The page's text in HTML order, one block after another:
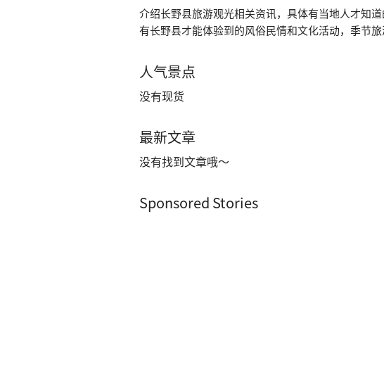
介绍长野县旅游观光相关资讯，具体有当地人才知
有长野县才能体验到的风俗民情和文化活动，季节旅
人气景点
没有现货
最新文章
没有找到文章哦～
Sponsored Stories